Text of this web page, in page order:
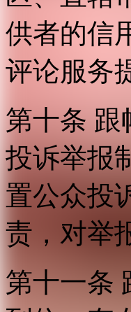
供者的信
评论服务
第十条 跟
投诉举报
置公众投
责，对举
第十一条